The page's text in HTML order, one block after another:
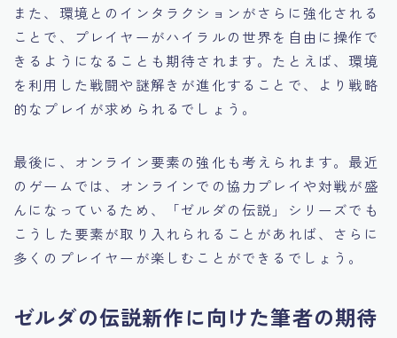
また、環境とのインタラクションがさらに強化される
ことで、プレイヤーがハイラルの世界を自由に操作で
きるようになることも期待されます。たとえば、環境
を利用した戦闘や謎解きが進化することで、より戦略
的なプレイが求められるでしょう。
最後に、オンライン要素の強化も考えられます。最近
のゲームでは、オンラインでの協力プレイや対戦が盛
んになっているため、「ゼルダの伝説」シリーズでも
こうした要素が取り入れられることがあれば、さらに
多くのプレイヤーが楽しむことができるでしょう。
ゼルダの伝説新作に向けた筆者の期待